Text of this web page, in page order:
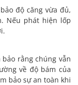
độ căng vừa đủ,
Nếu phát hiện lốp
rằng chúng vẫn
về độ bám của
bảo sự an toàn khi